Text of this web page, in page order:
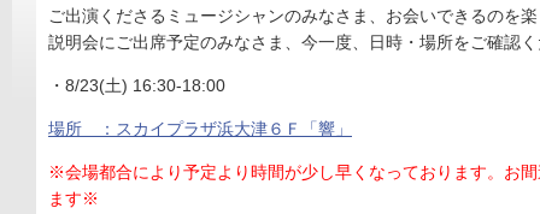
ご出演くださるミュージシャンのみなさま、お会いできるのを
説明会にご出席予定のみなさま、今一度、日時・場所をご確認
・8/23(土) 16:30-18:00
場所 ：スカイプラザ浜大津６Ｆ「響」
※会場都合により予定より時間が少し早くなっております。お
ます※